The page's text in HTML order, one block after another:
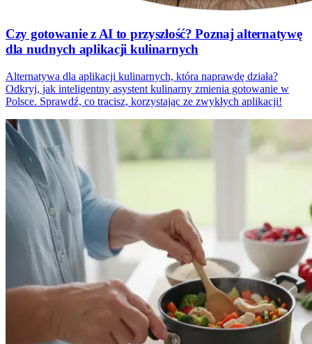
Czy gotowanie z AI to przyszłość? Poznaj alternatywę
dla nudnych aplikacji kulinarnych
Alternatywa dla aplikacji kulinarnych, która naprawdę działa?
Odkryj, jak inteligentny asystent kulinarny zmienia gotowanie w
Polsce. Sprawdź, co tracisz, korzystając ze zwykłych aplikacji!